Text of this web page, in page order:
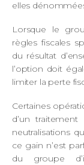
elles
Lorsque le
règles fiscales
du résultat
l’option doit
limiter la perte
Certaines
d’un
neutralisations
ce gain n’est
du groupe